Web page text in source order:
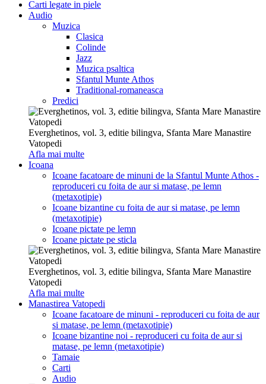
Carti legate in piele
Audio
Muzica
Clasica
Colinde
Jazz
Muzica psaltica
Sfantul Munte Athos
Traditional-romaneasca
Predici
Everghetinos, vol. 3, editie bilingva, Sfanta Mare Manastire
Vatopedi
Afla mai multe
Icoana
Icoane facatoare de minuni de la Sfantul Munte Athos -
reproduceri cu foita de aur si matase, pe lemn
(metaxotipie)
Icoane bizantine cu foita de aur si matase, pe lemn
(metaxotipie)
Icoane pictate pe lemn
Icoane pictate pe sticla
Everghetinos, vol. 3, editie bilingva, Sfanta Mare Manastire
Vatopedi
Afla mai multe
Manastirea Vatopedi
Icoane facatoare de minuni - reproduceri cu foita de aur
si matase, pe lemn (metaxotipie)
Icoane bizantine noi - reproduceri cu foita de aur si
matase, pe lemn (metaxotipie)
Tamaie
Carti
Audio